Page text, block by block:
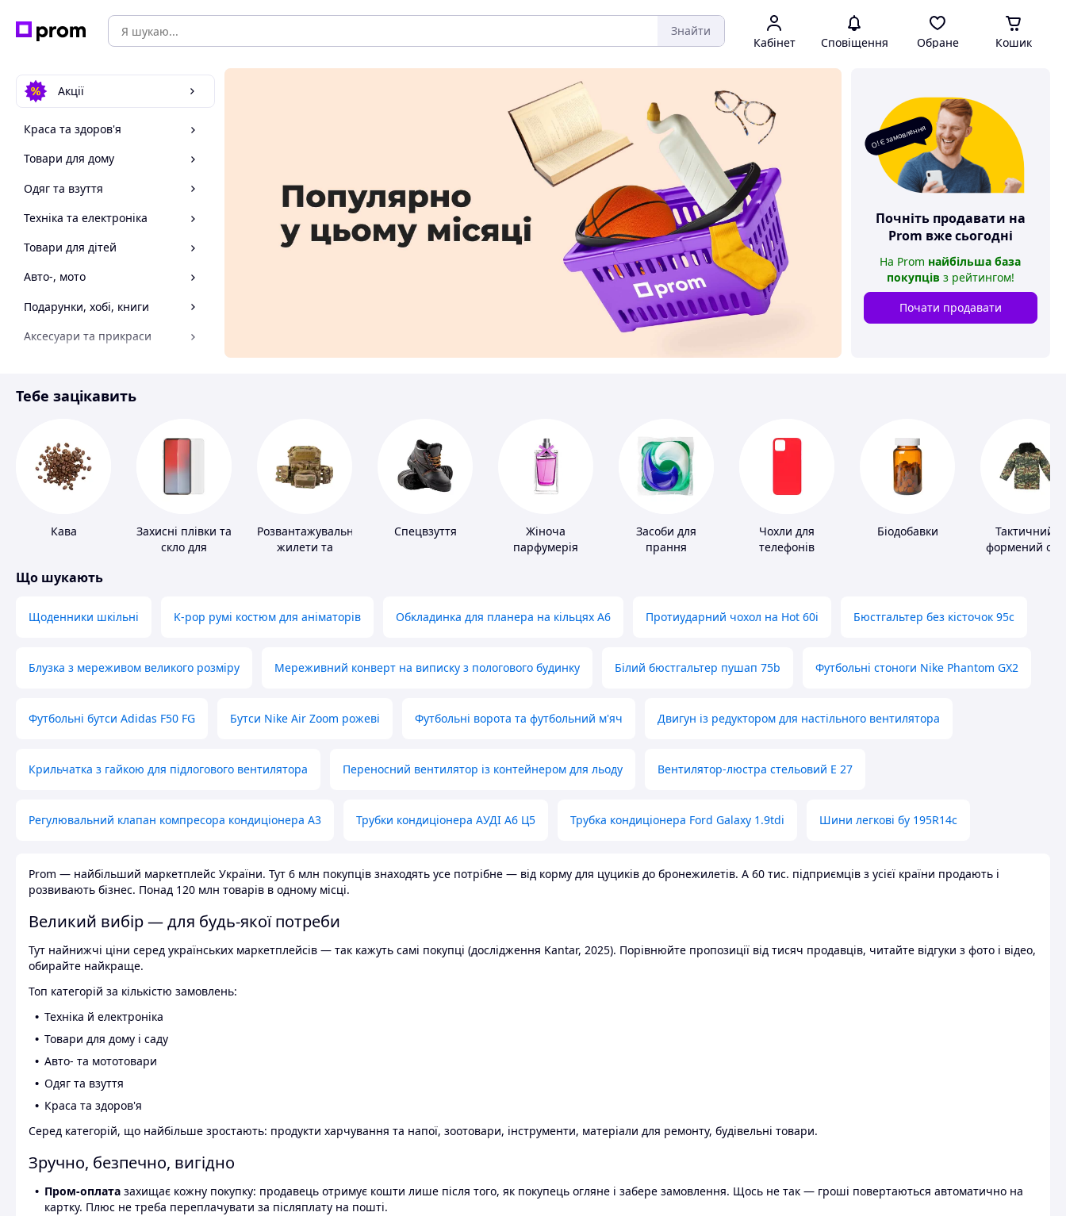
Знайти
Кабінет Сповіщення Обране Кошик
Акції
Краса та здоров'я
Товари для дому
Одяг та взуття
Техніка та електроніка
Товари для дітей
Авто-, мото
Подарунки, хобі, книги
Аксесуари та прикраси
Спорт і відпочинок
О! Є замовлення
Почніть продавати на
Prom вже сьогодні
На Prom найбільша база
покупців з рейтингом!
Почати продавати
Тебе зацікавить
Кава
Захисні плівки та
скло для
Розвантажувальні
жилети та
Спецвзуття
Жіноча
парфумерія
Засоби для
прання
Чохли для
телефонів
Біодобавки
Тактичний і
формений
Що шукають
Щоденники шкільні K-pop румі костюм для аніматорів Обкладинка для планера на кільцях А6 Протиударний чохол на Hot 60i Бюстгальтер без кісточок 95с
Блузка з мереживом великого розміру Мереживний конверт на виписку з пологового будинку Білий бюстгальтер пушап 75b Футбольні стоноги Nike Phantom GX2
Футбольні бутси Adidas F50 FG Бутси Nike Air Zoom рожеві Футбольні ворота та футбольний м'яч Двигун із редуктором для настільного вентилятора
Крильчатка з гайкою для підлогового вентилятора Переносний вентилятор із контейнером для льоду Вентилятор-люстра стельовий E 27
Регулювальний клапан компресора кондиціонера А3 Трубки кондиціонера АУДІ А6 Ц5 Трубка кондиціонера Ford Galaxy 1.9tdi Шини легкові бу 195R14c
Prom — найбільший маркетплейс України. Тут 6 млн покупців знаходять усе потрібне — від корму для цуциків до бронежилетів. А 60 тис. підприємців з усієї країни продають і
розвивають бізнес. Понад 120 млн товарів в одному місці.
Великий вибір — для будь-якої потреби
Тут найнижчі ціни серед українських маркетплейсів — так кажуть самі покупці (дослідження Kantar, 2025). Порівнюйте пропозиції від тисяч продавців, читайте відгуки з фото і відео,
обирайте найкраще.
Топ категорій за кількістю замовлень:
Техніка й електроніка
Товари для дому і саду
Авто- та мототовари
Одяг та взуття
Краса та здоров'я
Серед категорій, що найбільше зростають: продукти харчування та напої, зоотовари, інструменти, матеріали для ремонту, будівельні товари.
Зручно, безпечно, вигідно
Пром-оплата захищає кожну покупку: продавець отримує кошти лише після того, як покупець огляне і забере замовлення. Щось не так — гроші повертаються автоматично на
картку. Плюс не треба переплачувати за післяплату на пошті.